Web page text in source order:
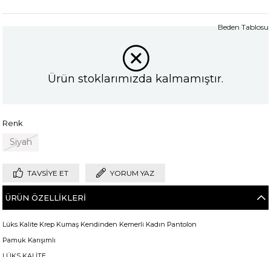
Ürün stoklarımızda kalmamıştır.
Renk
Siyah
Beden Tablosu
TAVSIYE ET YORUM YAZ
ÜRÜN ÖZELLIKLERI
Lüks Kalite Krep Kumaş Kendinden Kemerli Kadın Pantolon
Pamuk Karışımlı